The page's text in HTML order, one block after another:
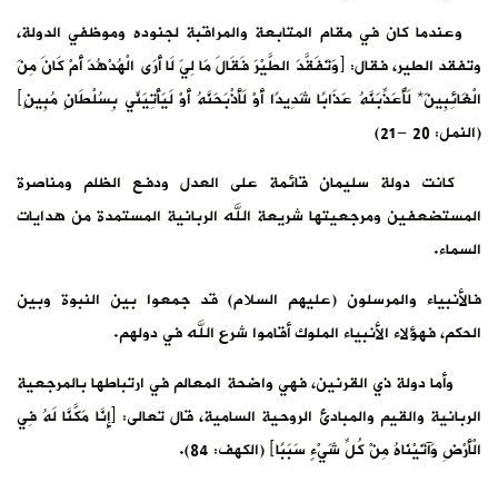
وعندما كان في مقام المتابعة والمراقبة لجنوده وموظفي الدولة،
وتفقد الطير، فقال: ﴿وَتَفَقَّدَ الطَّيْرَ فَقَالَ مَا لِيَ لَا أَرَى الْهُدْهُدَ أَمْ كَانَ مِنَ
الْغَائِبِينَ* لَأُعَذِّبَنَّهُ عَذَابًا شَدِيدًا أَوْ لَأَذْبَحَنَّهُ أَوْ لَيَأْتِيَنِّي بِسُلْطَانٍ مُبِينٍ﴾
(النمل: 20 -21)
كانت دولة سليمان قائمة على العدل ودفع الظلم ومناصرة
المستضعفين ومرجعيتها شريعة الله الربانية المستمدة من هدايات
السماء.
فالأنبياء والمرسلون (عليهم السلام) قد جمعوا بين النبوة وبين
الحكم، فهؤلاء الأنبياء الملوك أقاموا شرع الله في دولهم.
وأما دولة ذي القرنين، فهي واضحة المعالم في ارتباطها بالمرجعية
الربانية والقيم والمبادئ الروحية السامية، قال تعالى: ﴿إِنَّا مَكَّنَّا لَهُ فِي
الْأَرْضِ وَآتَيْنَاهُ مِنْ كُلِّ شَيْءٍ سَبَبًا﴾ (الكهف: 84).